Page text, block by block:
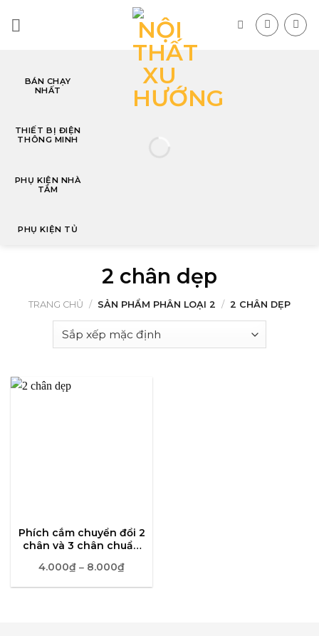
BÁN CHẠY
NHẤT
THIẾT BỊ ĐIỆN
THÔNG MINH
PHỤ KIỆN NHÀ
TẮM
PHỤ KIỆN TỦ
2 chân dẹp
TRANG CHỦ / SẢN PHẨM PHÂN LOẠI 2 / 2 CHÂN DẸP
Phích cắm chuyển đổi 2
chân và 3 chân chuẩn
4.000₫ – 8.000₫Khoảng
từ